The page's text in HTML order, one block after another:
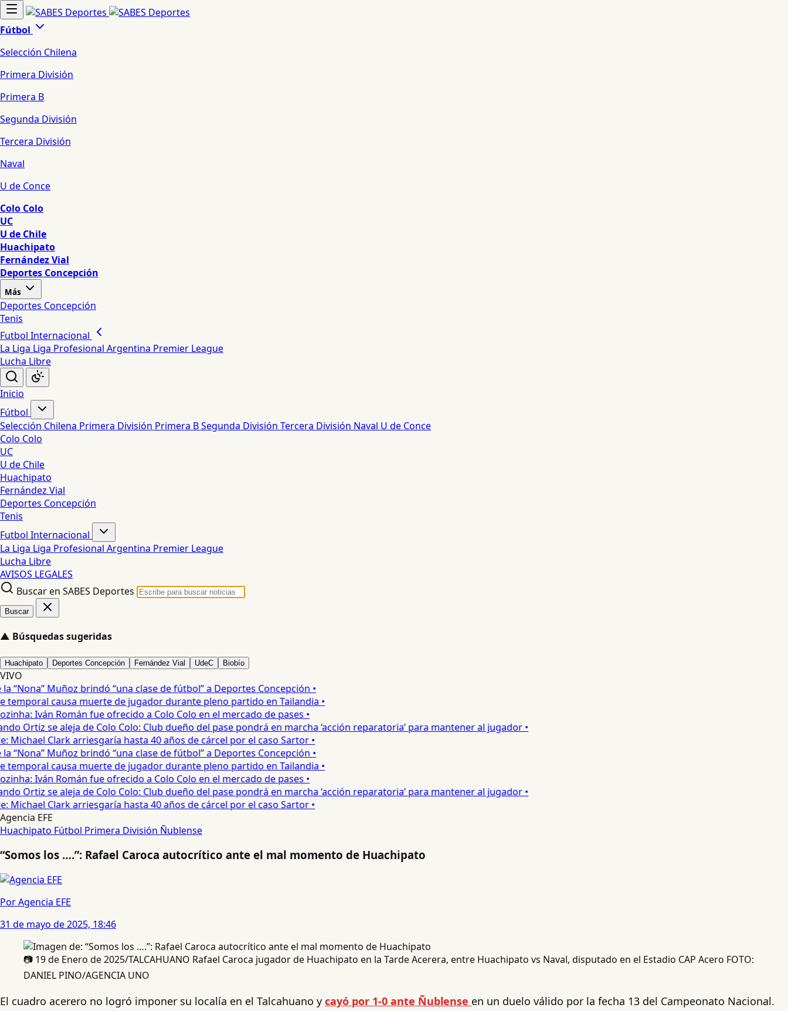
Fútbol
Selección Chilena
Primera División
Primera B
Segunda División
Tercera División
Naval
U de Conce
Colo Colo
UC
U de Chile
Huachipato
Fernández Vial
Deportes Concepción
Más
Deportes Concepción
Tenis
Futbol Internacional
La Liga Liga Profesional Argentina Premier League
Lucha Libre
Inicio
Fútbol
Selección Chilena Primera División Primera BSegunda División Tercera División Naval U de Conce
Colo Colo
UC
U de Chile
Huachipato
Fernández Vial
Deportes Concepción
Tenis
Futbol Internacional
La Liga Liga Profesional Argentina Premier League
Lucha Libre
AVISOS LEGALES
Buscar en SABES Deportes
Buscar
▲ Búsquedas sugeridas
Huachipato Deportes Concepción Fernández Vial UdeC Biobío
VIVO
Muñoz brindó “una clase de fútbol” a Deportes Concepción •
causa muerte de jugador durante pleno partido en Tailandia •
Iván Román fue ofrecido a Colo Colo en el mercado de pases •
Ortiz se aleja de Colo Colo: Club dueño del pase pondrá en marcha ‘acción reparatoria’ para mantener al jugador •
Clark arriesgaría hasta 40 años de cárcel por el caso Sartor •
Muñoz brindó “una clase de fútbol” a Deportes Concepción •
causa muerte de jugador durante pleno partido en Tailandia •
Iván Román fue ofrecido a Colo Colo en el mercado de pases •
Ortiz se aleja de Colo Colo: Club dueño del pase pondrá en marcha ‘acción reparatoria’ para mantener al jugador •
Clark arriesgaría hasta 40 años de cárcel por el caso Sartor •
Agencia EFE
Huachipato Fútbol Primera División Ñublense
“Somos los ….”: Rafael Caroca autocrítico ante el mal momento de Huachipato
Por Agencia EFE
31 de mayo de 2025, 18:46
📷 19 de Enero de 2025/TALCAHUANO Rafael Caroca jugador de Huachipato en la Tarde Acerera, entre Huachipato vs Naval, disputado en el Estadio CAP Acero FOTO:
DANIEL PINO/AGENCIA UNO
El cuadro acerero no logró imponer su localía en el Talcahuano y cayó por 1-0 ante Ñublense en un duelo válido por la fecha 13 del Campeonato Nacional.